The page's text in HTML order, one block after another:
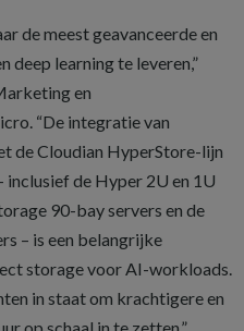
de meest geavanceerde en
deep learning te leveren,”
en
“De integratie van
de Cloudian HyperStore-lijn
de Hyper 2U en 1U
90-bay servers en de
– is een belangrijke
storage voor AI-workloads.
in staat om krachtigere en